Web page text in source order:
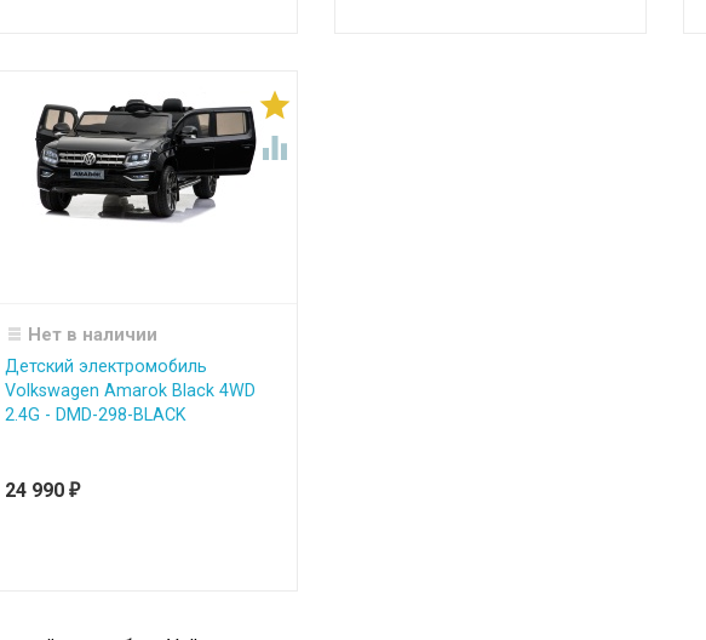


Нет в наличии
Детский электромобиль
Volkswagen Amarok Black 4WD
2.4G - DMD-298-BLACK
24 990 ₽